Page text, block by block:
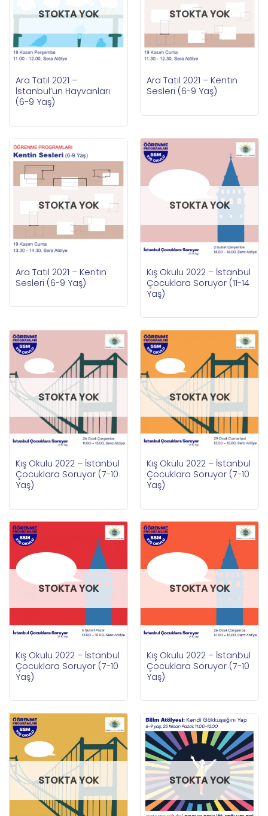
STOKTA YOK
Ara Tatil 2021 –
İstanbul’un Hayvanları
(6-9 Yaş)
STOKTA YOK
Ara Tatil 2021 – Kentin
Sesleri (6-9 Yaş)
STOKTA YOK
Ara Tatil 2021 – Kentin
Sesleri (6-9 Yaş)
STOKTA YOK
Kış Okulu 2022 – İstanbul
Çocuklara Soruyor (11-14
Yaş)
STOKTA YOK
Kış Okulu 2022 – İstanbul
Çocuklara Soruyor (7-10
Yaş)
STOKTA YOK
Kış Okulu 2022 – İstanbul
Çocuklara Soruyor (7-10
Yaş)
STOKTA YOK
Kış Okulu 2022 – İstanbul
Çocuklara Soruyor (7-10
Yaş)
STOKTA YOK
Kış Okulu 2022 – İstanbul
Çocuklara Soruyor (7-10
Yaş)
STOKTA YOK STOKTA YOK